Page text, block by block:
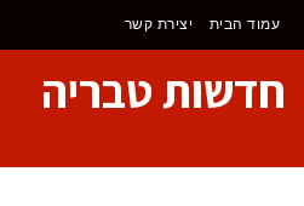
לתוכן
עמוד הבית יצירת קשר
חדשות טבריה